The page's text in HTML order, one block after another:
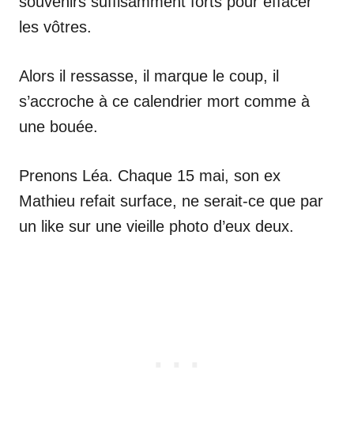
les vôtres.
Alors il ressasse, il marque le coup, il
s’accroche à ce calendrier mort comme à
une bouée.
Prenons Léa. Chaque 15 mai, son ex
Mathieu refait surface, ne serait-ce que par
un like sur une vieille photo d’eux deux.